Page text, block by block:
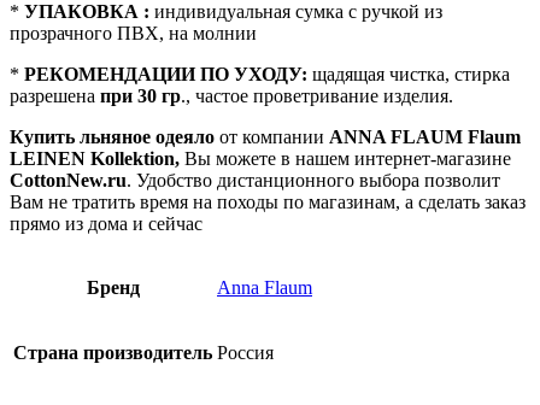
* УПАКОВКА : индивидуальная сумка с ручкой из
прозрачного ПВХ, на молнии
* РЕКОМЕНДАЦИИ ПО УХОДУ: щадящая чистка, стирка
разрешена при 30 гр., частое проветривание изделия.
Купить льняное одеяло от компании ANNA FLAUM Flaum
LEINEN Kollektion, Вы можете в нашем интернет-магазине
CottonNew.ru. Удобство дистанционного выбора позволит
Вам не тратить время на походы по магазинам, а сделать заказ
прямо из дома и сейчас
Бренд Anna Flaum
Страна производитель Россия